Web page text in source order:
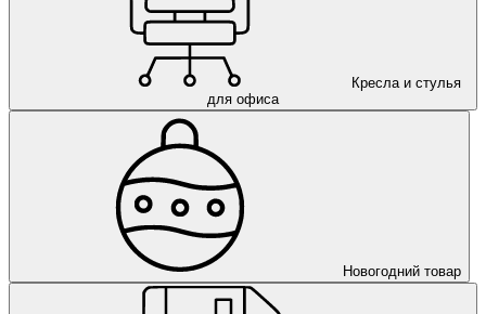
Кресла и стулья
для офиса
Новогодний товар